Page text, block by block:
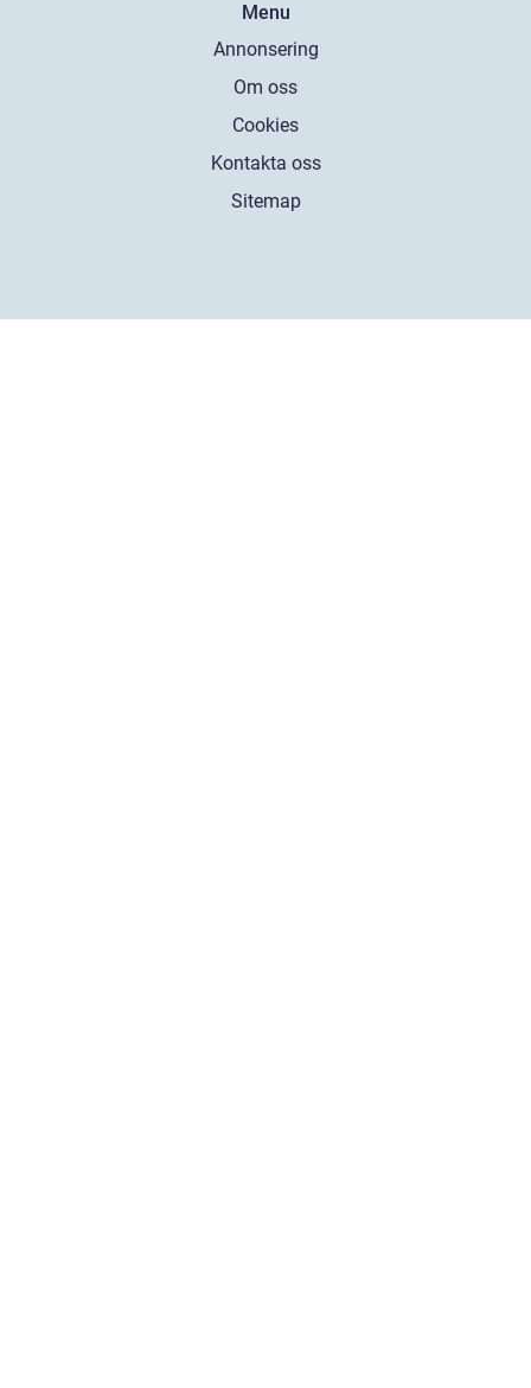
Menu
Annonsering
Om oss
Cookies
Kontakta oss
Sitemap